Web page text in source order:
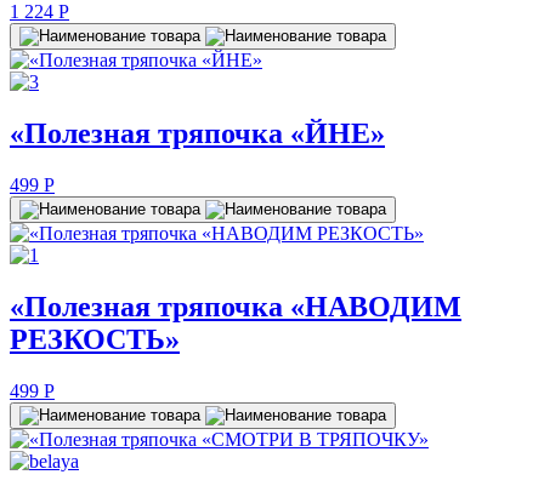
1 224 P
«Полезная тряпочка «ЙНЕ»
499 P
«Полезная тряпочка «НАВОДИМ
РЕЗКОСТЬ»
499 P